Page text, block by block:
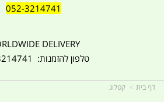
052-3214741
DELIVERY
טלפון להזמנות: 052-3214741
דף בית קטלוג